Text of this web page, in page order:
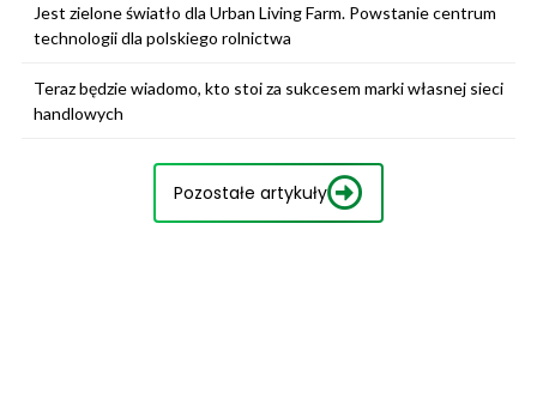
Jest zielone światło dla Urban Living Farm. Powstanie centrum
technologii dla polskiego rolnictwa
Teraz będzie wiadomo, kto stoi za sukcesem marki własnej sieci
handlowych
Pozostałe artykuły